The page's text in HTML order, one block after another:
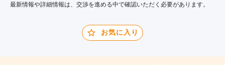
最新情報や詳細情報は、交渉を進める中で確認いただく必要があります。
お気に入り